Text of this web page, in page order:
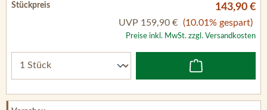
143,90 €
UVP 159,90 € (10.01% gespart)
Preise inkl. MwSt. zzgl. Versandkosten